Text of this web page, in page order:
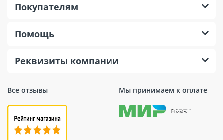
Все отзывы Мы принимаем к оплате
Покупателям
Помощь
Реквизиты компании